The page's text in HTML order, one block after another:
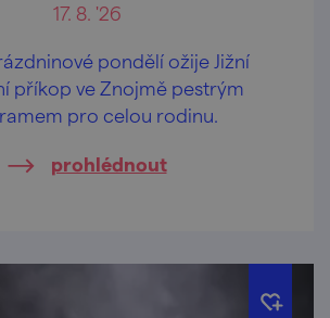
17. 8. '26
pondělí ožije Jižní
příkop ve Znojmě pestrým
pro celou rodinu.
prohlédnout